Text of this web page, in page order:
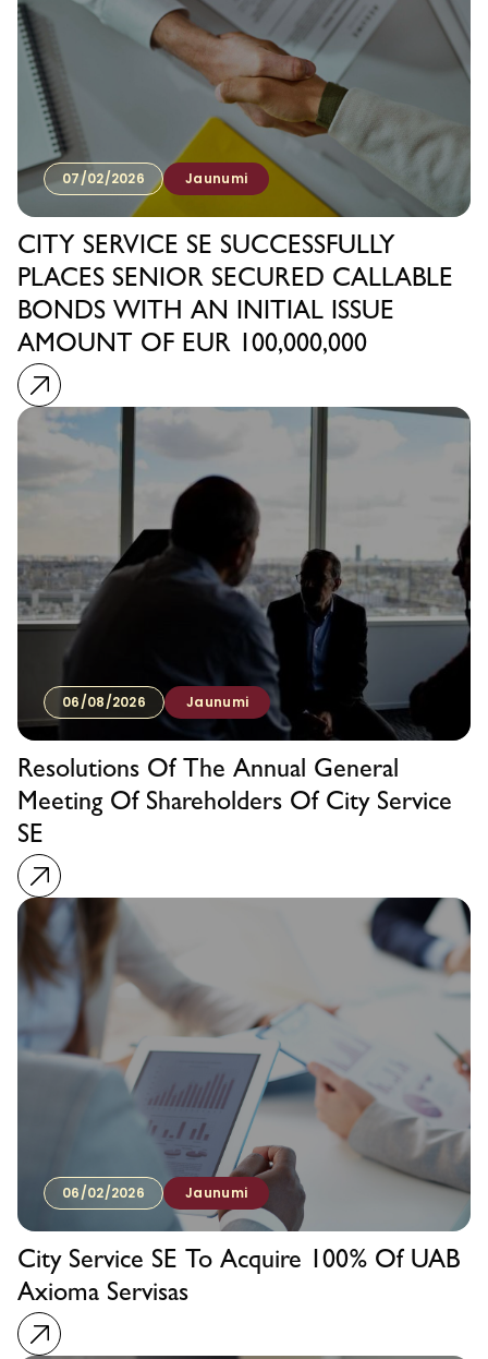
07/02/2026 Jaunumi
CITY SERVICE SE SUCCESSFULLY
PLACES SENIOR SECURED CALLABLE
BONDS WITH AN INITIAL ISSUE
AMOUNT OF EUR 100,000,000
06/08/2026 Jaunumi
Resolutions Of The Annual General
Meeting Of Shareholders Of City Service
SE
06/02/2026 Jaunumi
City Service SE To Acquire 100% Of UAB
Axioma Servisas